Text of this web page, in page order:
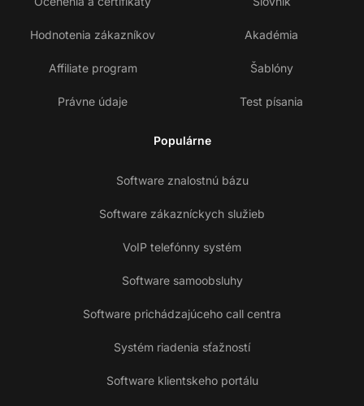
Hodnotenia zákazníkov
Affiliate program
Právne údaje
Akadémia
Šablóny
Test písania
Populárne
Software znalostnú bázu
Software zákazníckych služieb
VoIP telefónny systém
Software samoobsluhy
Software prichádzajúceho call centra
Systém riadenia sťažností
Software klientskeho portálu